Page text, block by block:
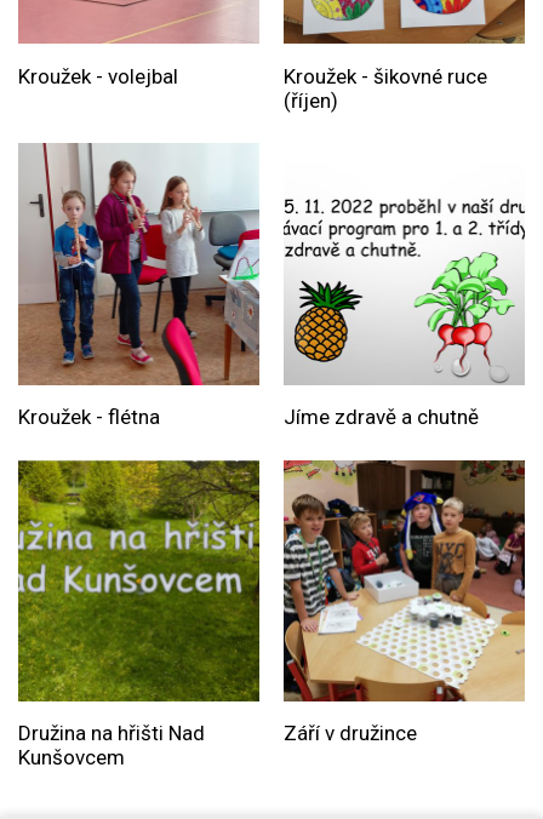
Kroužek - volejbal
Kroužek - šikovné ruce
(říjen)
Kroužek - flétna Jíme zdravě a chutně
Družina na hřišti Nad
Kunšovcem
Září v družince